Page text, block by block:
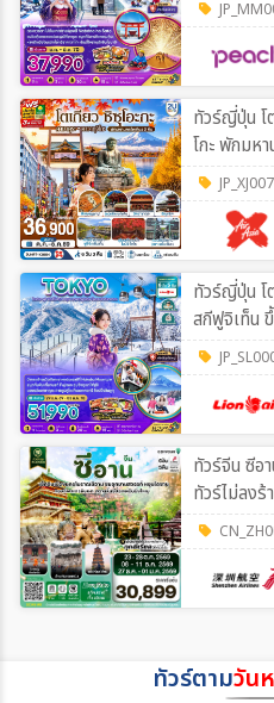
ทัวร์ญี่ปุ่น โ
โกะ พักมห
การบิน ไท
ทัวร์ญี่ปุ่น โ
สกีฟูจิเท็น ขึ้นก
(SL)
ทัวร์จีน ซีอ
ทัวร์ไม่ลง
ทัวร์ตามวัน